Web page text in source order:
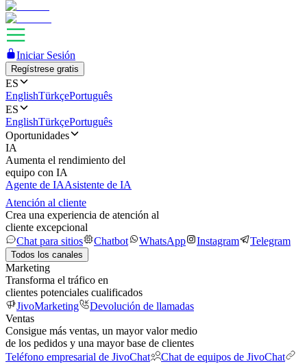
Iniciar Sesión
Regístrese gratis
ES
EnglishTürkçePortuguês
ES
EnglishTürkçePortuguês
Oportunidades
IA
Aumenta el rendimiento del
equipo con IA
Agente de IAAsistente de IA
Atención al cliente
Crea una experiencia de atención al
cliente excepcional
Chat para sitios
Chatbot WhatsApp Instagram Telegram
Todos los canales
Marketing
Transforma el tráfico en
clientes potenciales cualificados
JivoMarketing
Devolución de llamadas
Ventas
Consigue más ventas, un mayor valor medio
de los pedidos y una mayor base de clientes
Teléfono empresarial de JivoChat
Chat de equipos de JivoChat